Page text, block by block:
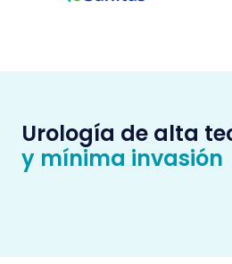
Urología de alta
y mínima invasión